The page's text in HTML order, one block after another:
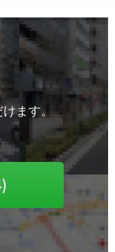
ます。